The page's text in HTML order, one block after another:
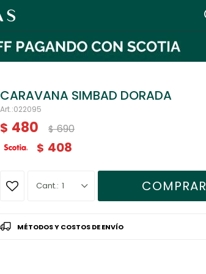
CARAVANA SIMBAD DORADA
022095
$ 480 $ 690
$ 408
1 COMPRAR
MÉTODOS Y COSTOS DE ENVÍO